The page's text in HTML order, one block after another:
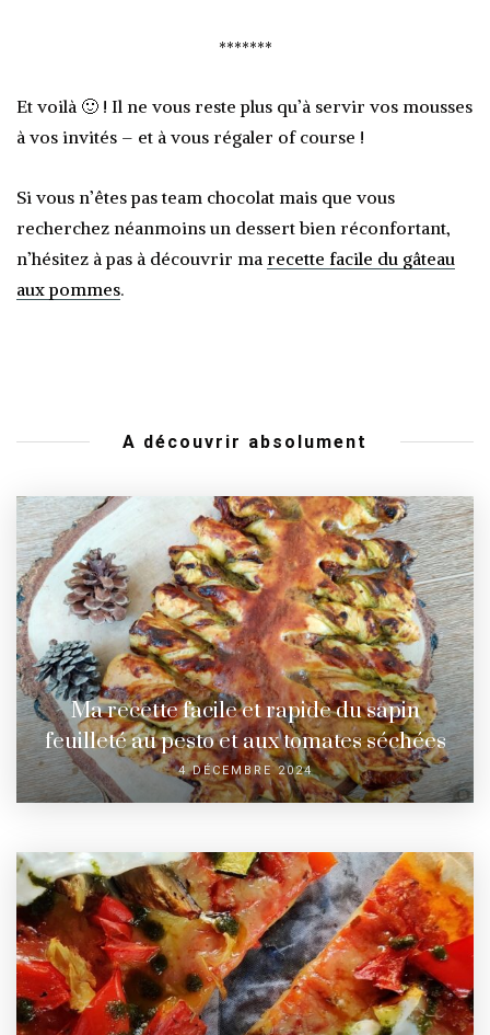
*******
Et voilà 🙂 ! Il ne vous reste plus qu’à servir vos mousses
à vos invités – et à vous régaler of course !
Si vous n’êtes pas team chocolat mais que vous
recherchez néanmoins un dessert bien réconfortant,
n’hésitez à pas à découvrir ma recette facile du gâteau
aux pommes.
A découvrir absolument
Ma recette facile et rapide du sapin
feuilleté au pesto et aux tomates séchées
4 DÉCEMBRE 2024